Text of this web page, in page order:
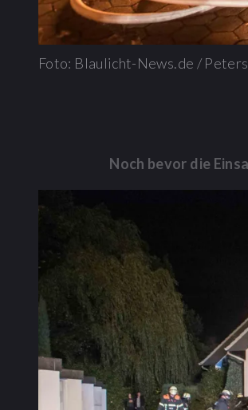
Foto: Blaulicht-News.de / Peters
Noch bevor die